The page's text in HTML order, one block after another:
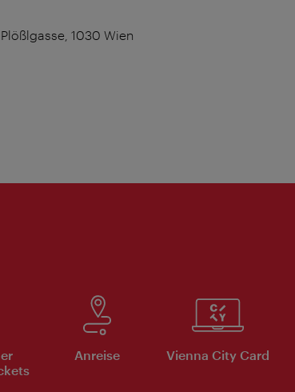
1030 Wien
Anreise Vienna City Card